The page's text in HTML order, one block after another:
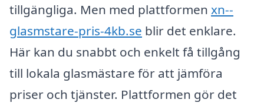
tillgängliga. Men med plattformen xn--
glasmstare-pris-4kb.se blir det enklare.
Här kan du snabbt och enkelt få tillgång
till lokala glasmästare för att jämföra
priser och tjänster. Plattformen gör det